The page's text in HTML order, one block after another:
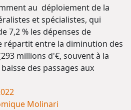
au déploiement de la
et spécialistes, qui
7,2 % les dépenses de
répartit entre la diminution des
millions d'€, souvent à la
des passages aux
Molinari